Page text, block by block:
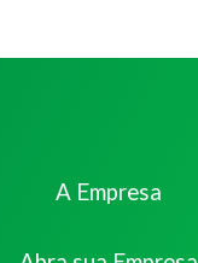
A Empresa